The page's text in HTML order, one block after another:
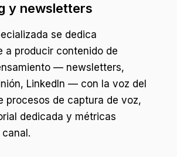
y newsletters
se dedica
a producir contenido de
— newsletters,
LinkedIn — con la voz del
procesos de captura de voz,
dedicada y métricas